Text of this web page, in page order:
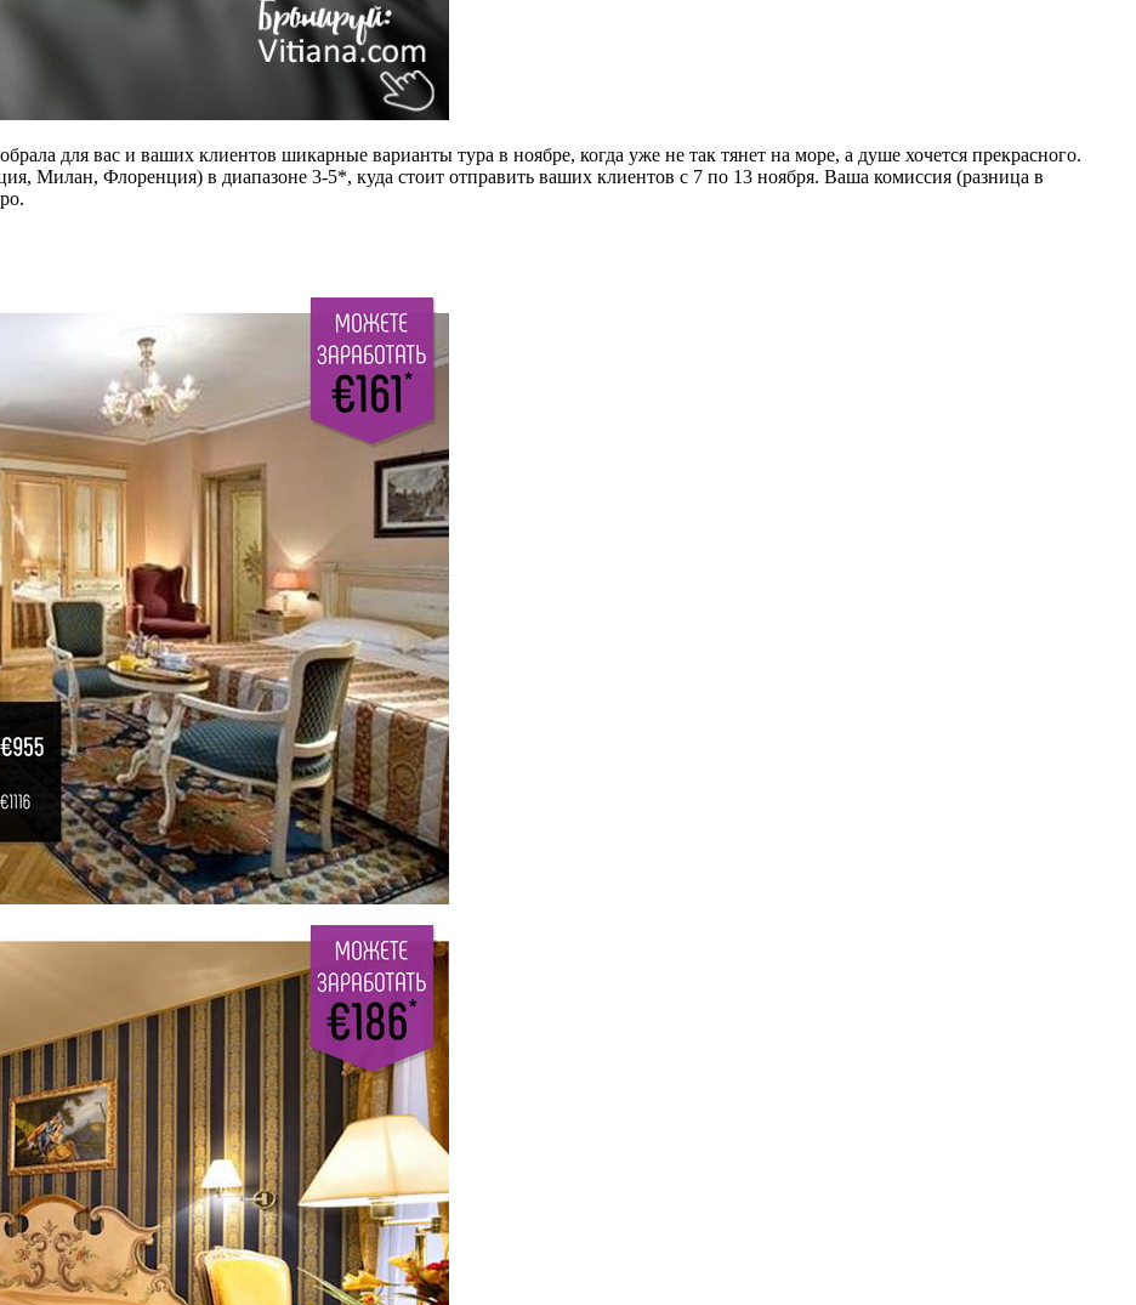
для вас и ваших клиентов шикарные варианты тура в ноябре, когда уже не так тянет на море, а душе хочется прекрасного.
Милан, Флоренция) в диапазоне 3-5*, куда стоит отправить ваших клиентов с 7 по 13 ноября. Ваша комиссия (разница в